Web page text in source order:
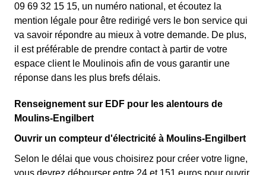
09 69 32 15 15, un numéro national, et écoutez la
mention légale pour être redirigé vers le bon service qui
va savoir répondre au mieux à votre demande. De plus,
il est préférable de prendre contact à partir de votre
espace client le Moulinois afin de vous garantir une
réponse dans les plus brefs délais.
Renseignement sur EDF pour les alentours de
Moulins-Engilbert
Ouvrir un compteur d'électricité à Moulins-Engilbert
Selon le délai que vous choisirez pour créer votre ligne,
vous devrez débourser entre 24 et 151 euros pour ouvrir